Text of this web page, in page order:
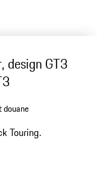
design GT3
douane
Touring.